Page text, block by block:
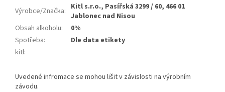
Výrobce/Značka: Kitl s.r.o., Pasířská 3299 / 60, 466 01
Jablonec nad Nisou
Obsah alkoholu:
0%
Spotřeba:
Dle data etikety
kitl: